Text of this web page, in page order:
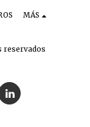
reservados
MÁS